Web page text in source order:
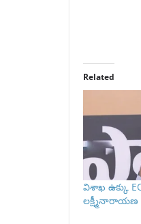
Related
విశాఖ ఉక్కు
లక్ష్మీనారాయణ